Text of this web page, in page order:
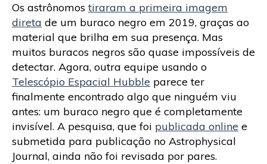
Os astrônomos tiraram a primeira imagem
direta de um buraco negro em 2019, graças ao
material que brilha em sua presença. Mas
muitos buracos negros são quase impossíveis de
detectar. Agora, outra equipe usando o
Telescópio Espacial Hubble parece ter
finalmente encontrado algo que ninguém viu
antes: um buraco negro que é completamente
invisível. A pesquisa, que foi publicada online e
submetida para publicação no Astrophysical
Journal, ainda não foi revisada por pares.